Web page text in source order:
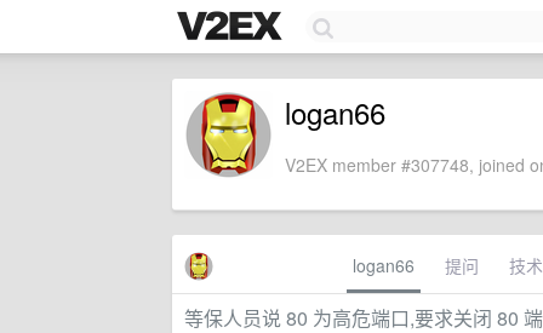
logan66
V2EX member #307748, joined
logan66 提问 技
等保人员说 80 为高危端口,要求关闭 80